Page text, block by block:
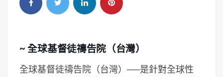
~ 全球基督徒禱告院（台灣）
全球基督徒禱告院（台灣）──是針對全球性